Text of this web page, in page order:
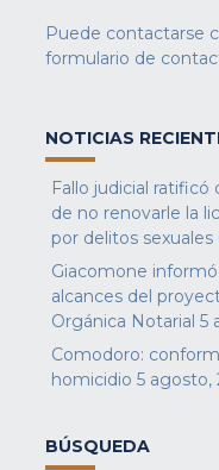
Puede contactarse
formulario de
NOTICIAS
Fallo judicial
de no renovarle la
por delitos sexuales
Giacomone
alcances del
Orgánica Notarial 5
Comodoro:
homicidio 5 agosto,
BÚSQUEDA